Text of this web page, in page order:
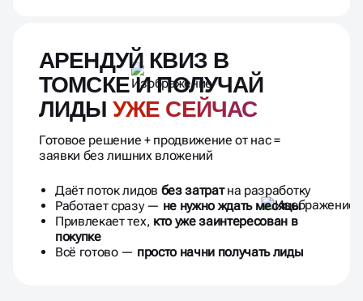
АРЕНДУЙ КВИЗ В
ТОМСКЕ И ПОЛУЧАЙ
ЛИДЫ УЖЕ СЕЙЧАС
Готовое решение + продвижение от нас =
заявки без лишних вложений
Даёт поток лидов без затратна разработку
Работает сразу — не нужно ждать месяцы
Привлекает тех, кто уже заинтересован в
покупке
Всё готово — просто начни получать лиды